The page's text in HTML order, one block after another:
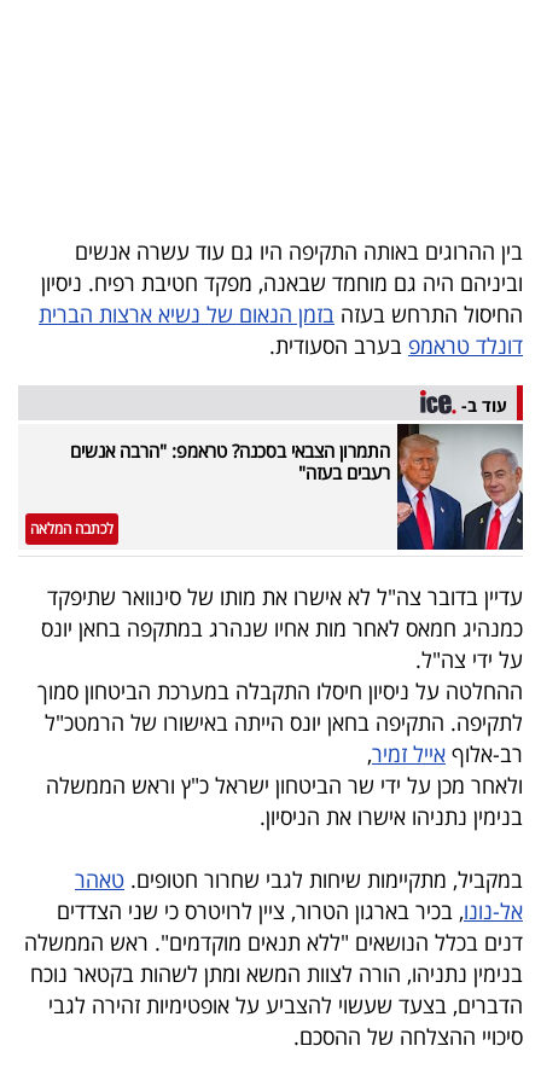
5
המילון
הכלכלי
פודקאסט
40
UNDER
40
שיתופי
פעולה
דרושים
מייל
אדום
בין ההרוגים באותה התקיפה היו גם עוד עשרה אנשים
וביניהם היה גם מוחמד שבאנה, מפקד חטיבת רפיח. ניסיון
החיסול התרחש בעזה בזמן הנאום של נשיא ארצות הברית
דונלד טראמפ בערב הסעודית.
עוד ב-
התמרון הצבאי בסכנה? טראמפ: "הרבה אנשים
רעבים בעזה"
לכתבה המלאה
עדיין בדובר צה"ל לא אישרו את מותו של סינוואר שתיפקד
כמנהיג חמאס לאחר מות אחיו שנהרג במתקפה בחאן יונס
על ידי צה"ל.
ההחלטה על ניסיון חיסלו התקבלה במערכת הביטחון סמוך
לתקיפה. התקיפה בחאן יונס הייתה באישורו של הרמטכ"ל
רב-אלוף אייל זמיר,
ולאחר מכן על ידי שר הביטחון ישראל כ"ץ וראש הממשלה
בנימין נתניהו אישרו את הניסיון.
במקביל, מתקיימות שיחות לגבי שחרור חטופים. טאהר
אל-נונו, בכיר בארגון הטרור, ציין לרויטרס כי שני הצדדים
דנים בכלל הנושאים "ללא תנאים מוקדמים". ראש הממשלה
בנימין נתניהו, הורה לצוות המשא ומתן לשהות בקטאר נוכח
הדברים, בצעד שעשוי להצביע על אופטימיות זהירה לגבי
סיכויי ההצלחה של ההסכם.